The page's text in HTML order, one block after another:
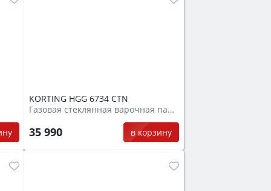
KORTING HGG 6734 CTN
Газовая стеклянная варочная панель
35 990 в корзину